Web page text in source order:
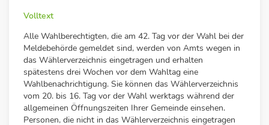
Volltext
Alle Wahlberechtigten, die am 42. Tag vor der Wahl bei der
Meldebehörde gemeldet sind, werden von Amts wegen in
das Wählerverzeichnis eingetragen und erhalten
spätestens drei Wochen vor dem Wahltag eine
Wahlbenachrichtigung. Sie können das Wählerverzeichnis
vom 20. bis 16. Tag vor der Wahl werktags während der
allgemeinen Öffnungszeiten Ihrer Gemeinde einsehen.
Personen, die nicht in das Wählerverzeichnis eingetragen